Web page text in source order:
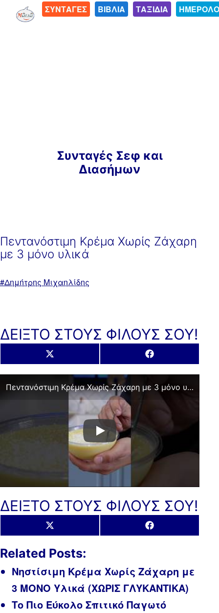
ΣΥΝΤΑΓΕΣ ΒΙΒΛΙΑ ΤΑΞΙΔΙΑ
Συνταγές Σεφ και
Διασήμων
Πεντανόστιμη Κρέμα Χωρίς Ζάχαρη
με 3 μόνο υλικά
ΜεΔημήτρης Μιχαηλίδης
ΔΕΙΞΤΟ ΣΤΟΥΣ ΦΙΛΟΥΣ ΣΟΥ!
Share
on
X
(Twitter)
Share
on
Facebook
Πεντανόστιμη Κρέμα Χωρίς Ζάχαρη με 3 μόνο υλικά
ΔΕΙΞΤΟ ΣΤΟΥΣ ΦΙΛΟΥΣ ΣΟΥ!
Share
on
X
(Twitter)
Share
on
Facebook
Related Posts:
Νηστίσιμη Κρέμα Χωρίς Ζάχαρη με
3 ΜΟΝΟ Υλικά (ΧΩΡΙΣ ΓΛΥΚΑΝΤΙΚΑ)
Το Πιο Εύκολο Σπιτικό Παγωτό